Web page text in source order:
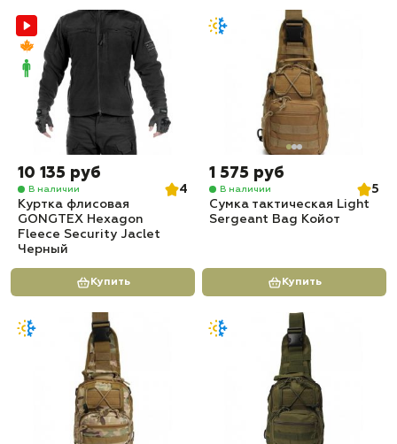
10 135 руб
В наличии
4
Куртка флисовая
GONGTEX Hexagon
Fleece Security Jaclet
Черный
Купить
1 575 руб
В наличии
5
Сумка тактическая Light
Sergeant Bag Койот
Купить